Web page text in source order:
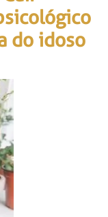
do idoso